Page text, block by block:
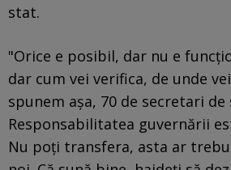
stat.
"Orice e posibil, dar nu e
dar cum vei verifica, de unde
spunem așa, 70 de secretari
Responsabilitatea guvernării
Nu poți transfera, asta ar